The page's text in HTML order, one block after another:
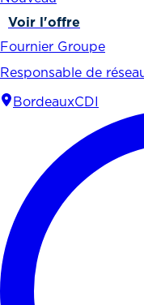
Voir l'offre
Fournier Groupe
Responsable de
BordeauxCDI